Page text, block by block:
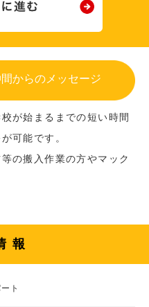
からのメッセージ
が始まるまでの短い時間
可能です。
の搬入作業の方やマック
報
ト